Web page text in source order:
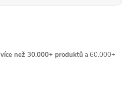
více než 30.000+ produktů a 60.000+